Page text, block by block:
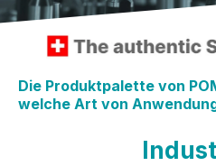
Die Produktpalette von
welche Art von